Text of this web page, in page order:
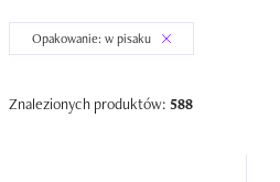
Opakowanie: w pisaku
Znalezionych produktów: 588